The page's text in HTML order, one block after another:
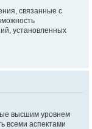
связанные с
установленных
высшим уровнем
всеми аспектами